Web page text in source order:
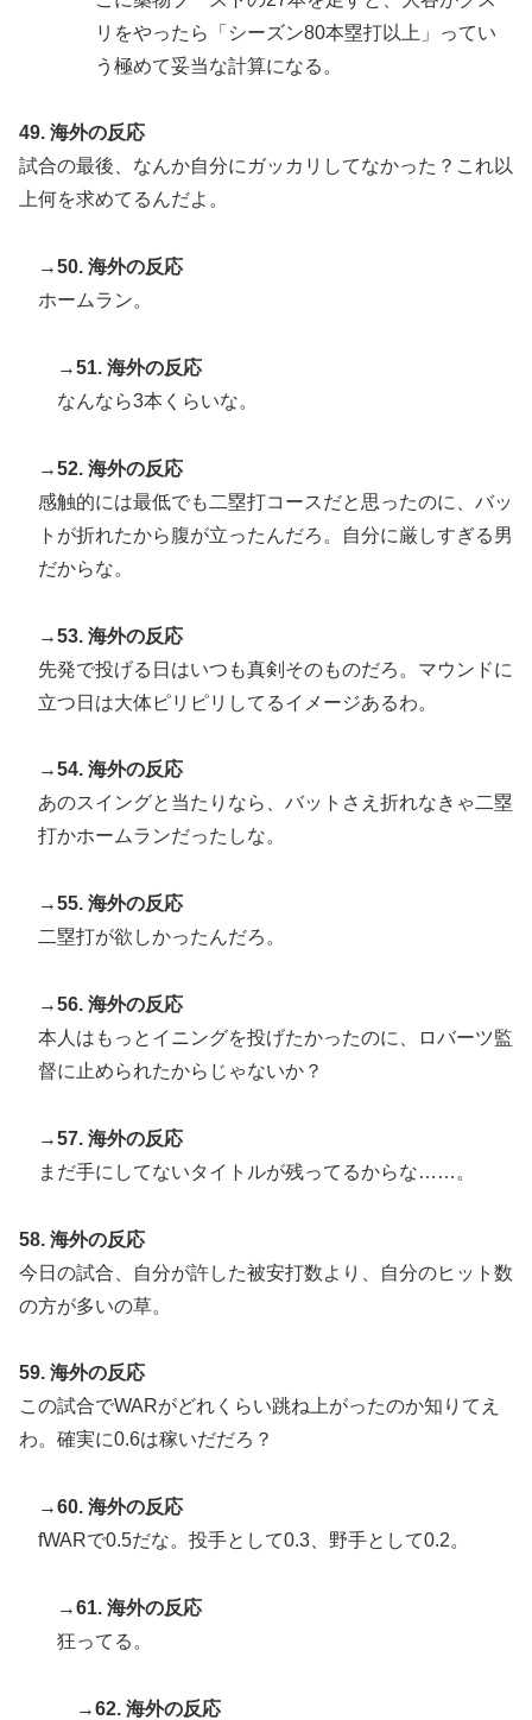
リをやったら「シーズン80本塁打以上」ってい
う極めて妥当な計算になる。
49. 海外の反応
試合の最後、なんか自分にガッカリしてなかった？これ以
上何を求めてるんだよ。
→50. 海外の反応
ホームラン。
→51. 海外の反応
なんなら3本くらいな。
→52. 海外の反応
感触的には最低でも二塁打コースだと思ったのに、バッ
トが折れたから腹が立ったんだろ。自分に厳しすぎる男
だからな。
→53. 海外の反応
先発で投げる日はいつも真剣そのものだろ。マウンドに
立つ日は大体ピリピリしてるイメージあるわ。
→54. 海外の反応
あのスイングと当たりなら、バットさえ折れなきゃ二塁
打かホームランだったしな。
→55. 海外の反応
二塁打が欲しかったんだろ。
→56. 海外の反応
本人はもっとイニングを投げたかったのに、ロバーツ監
督に止められたからじゃないか？
→57. 海外の反応
まだ手にしてないタイトルが残ってるからな……。
58. 海外の反応
今日の試合、自分が許した被安打数より、自分のヒット数
の方が多いの草。
59. 海外の反応
この試合でWARがどれくらい跳ね上がったのか知りてえ
わ。確実に0.6は稼いだだろ？
→60. 海外の反応
fWARで0.5だな。投手として0.3、野手として0.2。
→61. 海外の反応
狂ってる。
→62. 海外の反応